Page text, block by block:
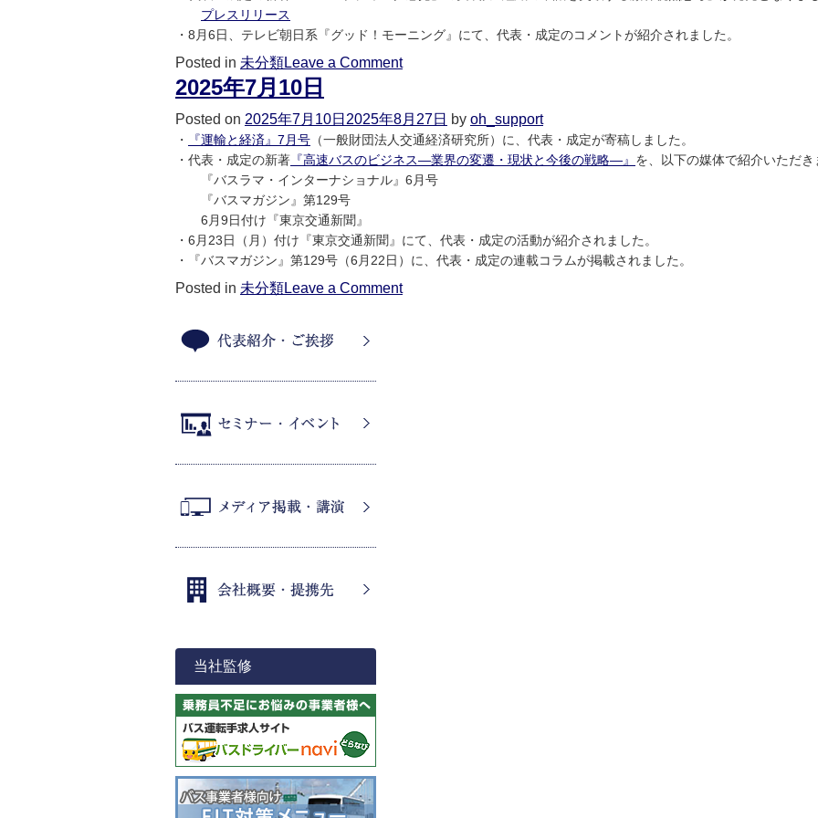
20
プレスリリース
・8月6日、テレビ朝日系『グッド！モーニング』にて、代表・成定のコメントが紹介されました。
Posted in 未分類Leave a Commenton
8
月
7
日
2025年7月10日
Posted on 2025年7月10日 2025年8月27日 by oh_support
・ 『運輸と経済』7月号 （一般財団法人交通経済研究所）に、代表・成定が寄稿しました。
・代表・成定の新著 『高速バスのビジネス―業界の変遷・現状と今後の戦略―』 を、以下の媒体で紹介いただき
『バスラマ・インターナショナル』6月号
『バスマガジン』第129号
6月9日付け『東京交通新聞』
・6月23日（月）付け『東京交通新聞』にて、代表・成定の活動が紹介されました。
・『バスマガジン』第129号（6月22日）に、代表・成定の連載コラムが掲載されました。
Posted in 未分類Leave a Commenton
当社監修